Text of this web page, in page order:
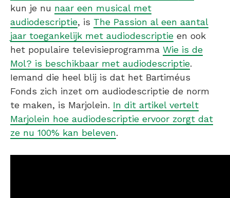
kun je nu naar een musical met
audiodescriptie, is The Passion al een aantal
jaar toegankelijk met audiodescriptie en ook
het populaire televisieprogramma Wie is de
Mol? is beschikbaar met audiodescriptie.
Iemand die heel blij is dat het Bartiméus
Fonds zich inzet om audiodescriptie de norm
te maken, is Marjolein. In dit artikel vertelt
Marjolein hoe audiodescriptie ervoor zorgt dat
ze nu 100% kan beleven.